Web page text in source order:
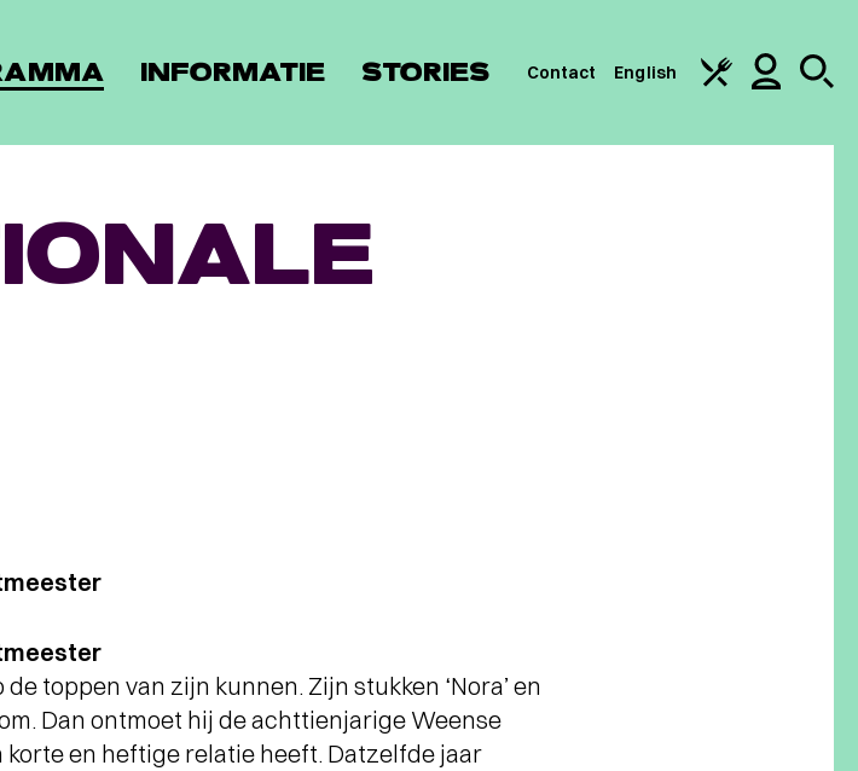
INFORMATIE STORIES Contact English
toppen van zijn kunnen. Zijn stukken ‘Nora’ en
Dan ontmoet hij de achttienjarige Weense
en heftige relatie heeft. Datzelfde jaar